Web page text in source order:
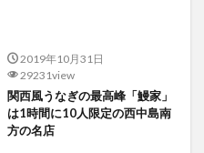
2019年10月31日
29231view
関西風うなぎの最高峰「鰻家」
は1時間に10人限定の西中島南
方の名店